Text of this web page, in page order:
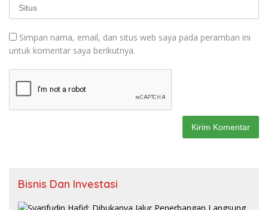
Simpan nama, email, dan situs web saya pada peramban ini
untuk komentar saya berikutnya.
Bisnis Dan Investasi